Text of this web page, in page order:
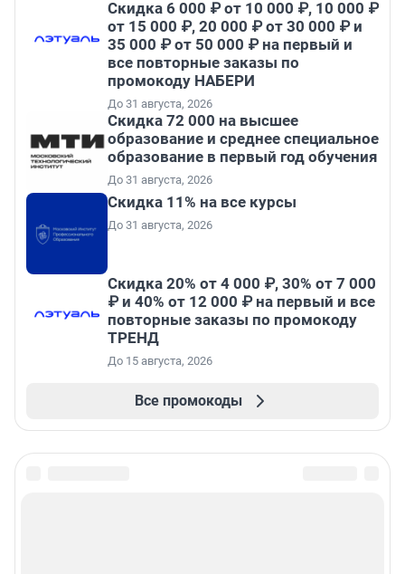
Скидка 6 000 ₽ от 10 000 ₽, 10 000 ₽
от 15 000 ₽, 20 000 ₽ от 30 000 ₽ и
35 000 ₽ от 50 000 ₽ на первый и
все повторные заказы по
промокоду НАБЕРИ
До 31 августа, 2026
Скидка 72 000 на высшее
образование и среднее специальное
образование в первый год обучения
До 31 августа, 2026
Скидка 11% на все курсы
До 31 августа, 2026
Скидка 20% от 4 000 ₽, 30% от 7 000
₽ и 40% от 12 000 ₽ на первый и все
повторные заказы по промокоду
ТРЕНД
До 15 августа, 2026
Все промокоды